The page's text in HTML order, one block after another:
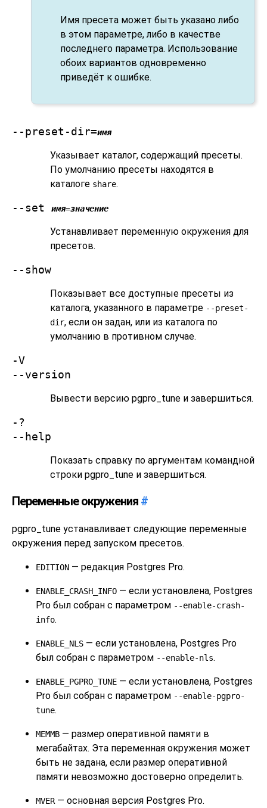
Имя пресета может быть указано либо
в этом параметре, либо в качестве
последнего параметра. Использование
обоих вариантов одновременно
приведёт к ошибке.
--preset-dir=имя
Указывает каталог, содержащий пресеты.
По умолчанию пресеты находятся в
каталоге share.
--set имя=значение
Устанавливает переменную окружения для
пресетов.
--show
Показывает все доступные пресеты из
каталога, указанного в параметре --preset-
dir, если он задан, или из каталога по
умолчанию в противном случае.
-V
--version
Вывести версию pgpro_tune и завершиться.
-?
--help
Показать справку по аргументам командной
строки pgpro_tune и завершиться.
Переменные окружения #
pgpro_tune устанавливает следующие переменные
окружения перед запуском пресетов.
EDITION — редакция Postgres Pro.
ENABLE_CRASH_INFO — если установлена, Postgres
Pro был собран с параметром --enable-crash-
info.
ENABLE_NLS — если установлена, Postgres Pro
был собран с параметром --enable-nls.
ENABLE_PGPRO_TUNE — если установлена, Postgres
Pro был собран с параметром --enable-pgpro-
tune.
MEMMB — размер оперативной памяти в
мегабайтах. Эта переменная окружения может
быть не задана, если размер оперативной
памяти невозможно достоверно определить.
MVER — основная версия Postgres Pro.